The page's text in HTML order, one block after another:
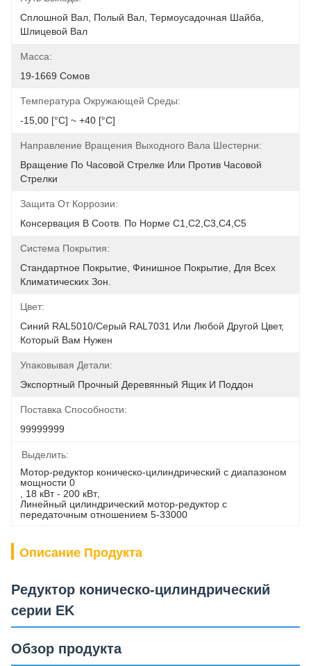
Сплошной Вал, Полый Вал, Термоусадочная Шайба,
Шлицевой Вал
Масса:
19-1669 Сомов
Температура Окружающей Среды:
-15,00 [°С] ~ +40 [°С]
Направление Вращения Выходного Вала Шестерни:
Вращение По Часовой Стрелке Или Против Часовой
Стрелки
Защита От Коррозии:
Консервация В Соотв. По Норме C1,C2,C3,C4,C5
Система Покрытия:
Стандартное Покрытие, Финишное Покрытие, Для Всех
Климатических Зон.
Цвет:
Синий RAL5010/серый RAL7031 Или Любой Другой Цвет,
Который Вам Нужен
Упаковывая Детали:
Экспортный Прочный Деревянный Ящик И Поддон
Поставка Способности:
99999999
Выделить:
Мотор-редуктор коническо-цилиндрический с диапазоном
мощности 0
18 кВт - 200 кВт,
Линейный цилиндрический мотор-редуктор с
передаточным отношением 5-33000
Описание Продукта
Редуктор коническо-цилиндрический
серии EK
Обзор продукта